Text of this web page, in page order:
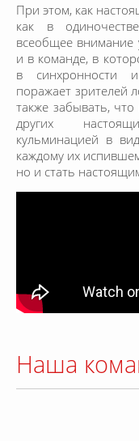
При этом, как
как в
всеобщее
и в команде, в
в синхронности
поражает зрителей
также забывать,
других
кульминацией в
каждому их
но и стать
Наша